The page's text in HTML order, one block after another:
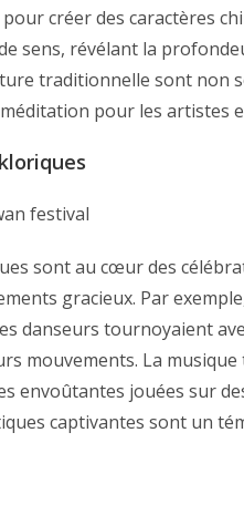
créer des caractères
sens, révélant la
traditionnelle sont non
pour les artistes
sont au cœur des
gracieux. Par
danseurs tournoyaient
mouvements. La
envoûtantes jouées sur
captivantes sont un